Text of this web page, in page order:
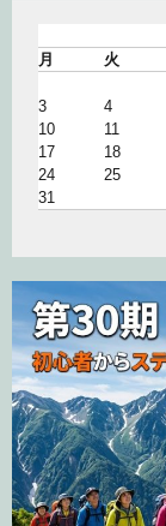
月
火
3
4
10
11
17
18
24
25
31